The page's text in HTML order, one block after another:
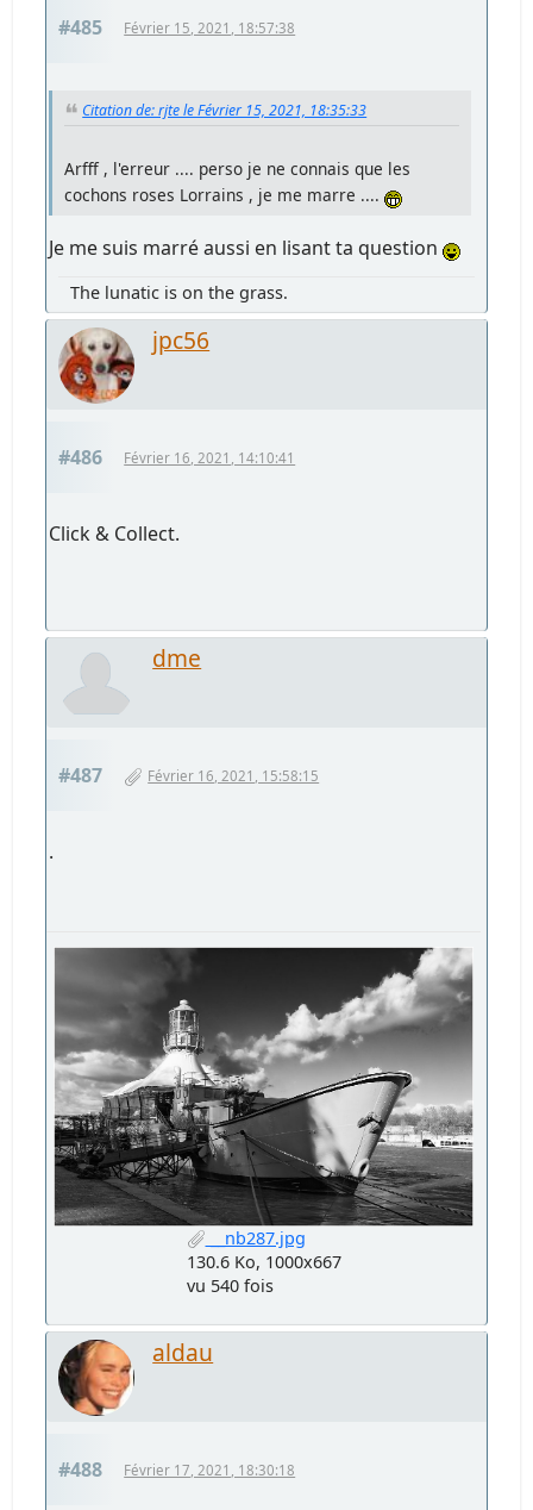
#485 Février 15, 2021, 18:57:38
Citation de: rjte le Février 15, 2021, 18:35:33
Arfff , l'erreur .... perso je ne connais que les
cochons roses Lorrains , je me marre ....
Je me suis marré aussi en lisant ta question
The lunatic is on the grass.
jpc56
#486 Février 16, 2021, 14:10:41
Click & Collect.
dme
#487 Février 16, 2021, 15:58:15
.
__nb287.jpg
130.6 Ko, 1000x667
vu 540 fois
aldau
#488 Février 17, 2021, 18:30:18